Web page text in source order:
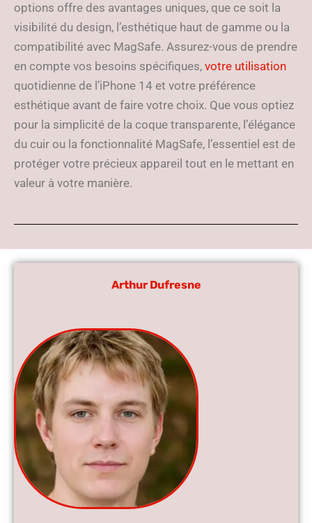
options offre des avantages uniques, que ce soit la
visibilité du design, l’esthétique haut de gamme ou la
compatibilité avec MagSafe. Assurez-vous de prendre
en compte vos besoins spécifiques, votre utilisation
quotidienne de l’iPhone 14 et votre préférence
esthétique avant de faire votre choix. Que vous optiez
pour la simplicité de la coque transparente, l’élégance
du cuir ou la fonctionnalité MagSafe, l’essentiel est de
protéger votre précieux appareil tout en le mettant en
valeur à votre manière.
Arthur Dufresne